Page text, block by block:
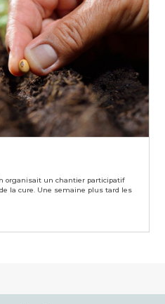
organisait un chantier participatif
la cure. Une semaine plus tard les